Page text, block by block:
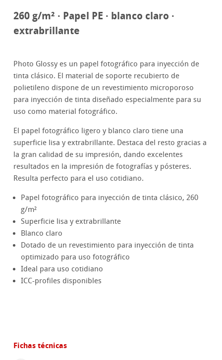
260 g/m² · Papel PE · blanco claro ·
extrabrillante
Photo Glossy es un papel fotográfico para inyección de
tinta clásico. El material de soporte recubierto de
polietileno dispone de un revestimiento microporoso
para inyección de tinta diseñado especialmente para su
uso como material fotográfico.
El papel fotográfico ligero y blanco claro tiene una
superficie lisa y extrabrillante. Destaca del resto gracias a
la gran calidad de su impresión, dando excelentes
resultados en la impresión de fotografías y pósteres.
Resulta perfecto para el uso cotidiano.
Papel fotográfico para inyección de tinta clásico, 260
g/m²
Superficie lisa y extrabrillante
Blanco claro
Dotado de un revestimiento para inyección de tinta
optimizado para uso fotográfico
Ideal para uso cotidiano
ICC-profiles disponibles
Fichas técnicas